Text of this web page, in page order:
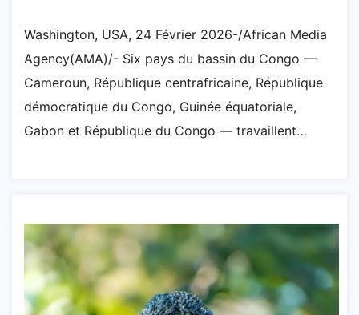
Washington, USA, 24 Février 2026-/African Media
Agency(AMA)/- Six pays du bassin du Congo —
Cameroun, République centrafricaine, République
démocratique du Congo, Guinée équatoriale,
Gabon et République du Congo — travaillent…